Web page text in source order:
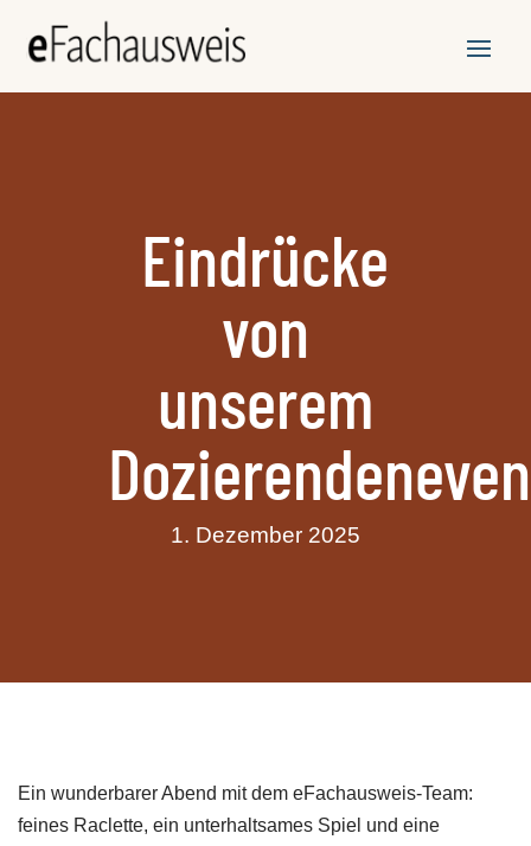
Eindrücke
von
unserem
1. Dezember 2025
Ein wunderbarer Abend mit dem eFachausweis-Team:
feines Raclette, ein unterhaltsames Spiel und eine